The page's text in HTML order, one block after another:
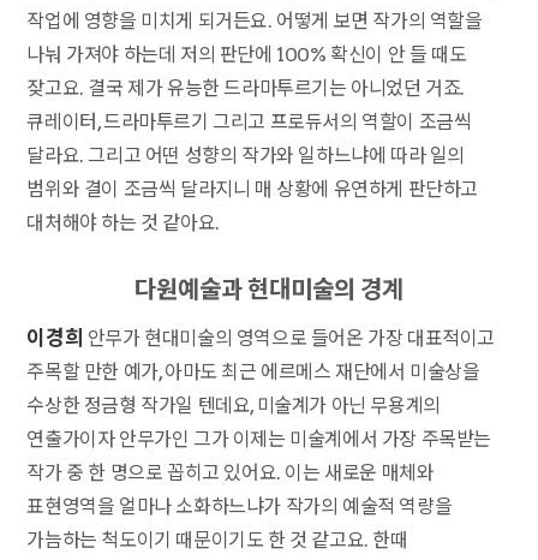
작업에 영향을 미치게 되거든요. 어떻게 보면 작가의 역할을
나눠 가져야 하는데 저의 판단에 100% 확신이 안 들 때도
잦고요. 결국 제가 유능한 드라마투르기는 아니었던 거죠.
큐레이터, 드라마투르기 그리고 프로듀서의 역할이 조금씩
달라요. 그리고 어떤 성향의 작가와 일하느냐에 따라 일의
범위와 결이 조금씩 달라지니 매 상황에 유연하게 판단하고
대처해야 하는 것 같아요.
다원예술과 현대미술의 경계
이경희 안무가 현대미술의 영역으로 들어온 가장 대표적이고
주목할 만한 예가, 아마도 최근 에르메스 재단에서 미술상을
수상한 정금형 작가일 텐데요, 미술계가 아닌 무용계의
연출가이자 안무가인 그가 이제는 미술계에서 가장 주목받는
작가 중 한 명으로 꼽히고 있어요. 이는 새로운 매체와
표현영역을 얼마나 소화하느냐가 작가의 예술적 역량을
가늠하는 척도이기 때문이기도 한 것 같고요. 한때